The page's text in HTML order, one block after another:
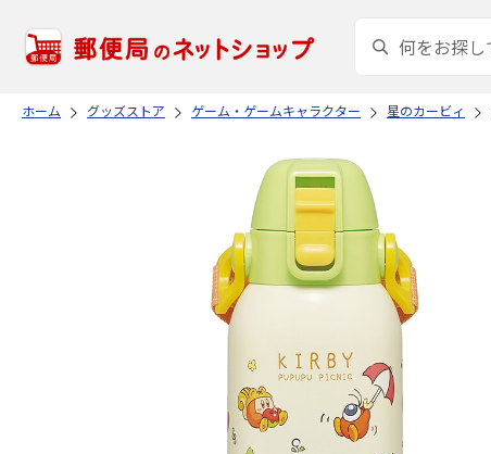
ホーム グッズストア ゲーム・ゲームキャラクター 星のカービィ